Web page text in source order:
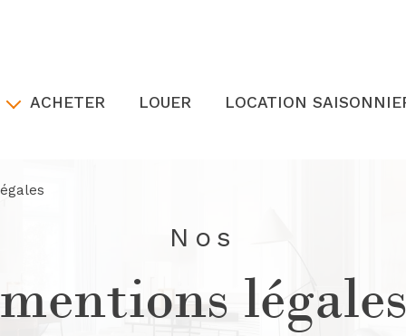
ACHETER LOUER LOCATION
Nos